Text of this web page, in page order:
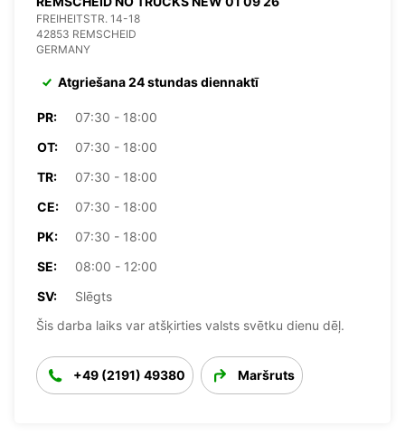
FREIHEITSTR. 14-18
42853 REMSCHEID
GERMANY
Atgriešana 24 stundas diennaktī
PR:
07:30 - 18:00
OT:
07:30 - 18:00
TR:
07:30 - 18:00
CE:
07:30 - 18:00
PK:
07:30 - 18:00
SE:
08:00 - 12:00
SV:
Slēgts
Šis darba laiks var atšķirties valsts svētku dienu dēļ.
+49 (2191) 49380 Maršruts